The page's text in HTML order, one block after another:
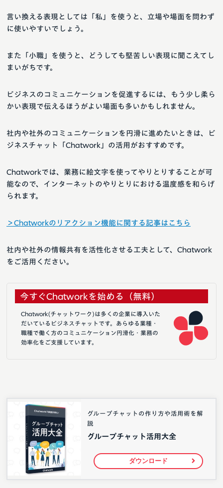
言い換える表現としては「私」を使うと、立場や場面を問わず
に使いやすいでしょう。
また「小職」を使うと、どうしても堅苦しい表現に聞こえてし
まいがちです。
ビジネスのコミュニケーションを促進するには、もう少し柔ら
かい表現で伝えるほうがよい場面も多いかもしれません。
社内や社外のコミュニケーションを円滑に進めたいときは、ビ
ジネスチャット「Chatwork」の活用がおすすめです。
Chatworkでは、業務に絵文字を使ってやりとりすることが可
能なので、インターネットのやりとりにおける温度感を和らげ
られます。
＞Chatworkのリアクション機能に関する記事はこちら
社内や社外の情報共有を活性化させる工夫として、Chatwork
をご活用ください。
今すぐChatworkを始める（無料）
Chatwork(チャットワーク)は多くの企業に導入いた
だいているビジネスチャットです。あらゆる業種・
職種で働く方のコミュニケーション円滑化・業務の
効率化をご支援しています。
グループチャットの作り方や活用術を解
説
グループチャット活用大全
ダウンロード